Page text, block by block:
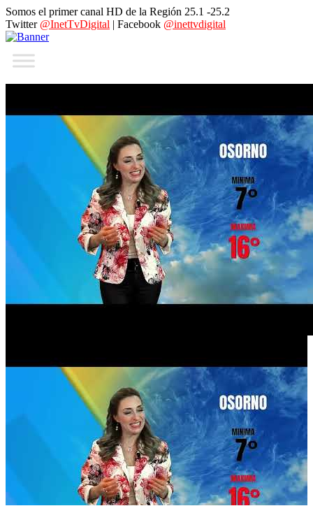
Somos el primer canal HD de la Región 25.1 -25.2
Twitter @InetTvDigital | Facebook @inettvdigital